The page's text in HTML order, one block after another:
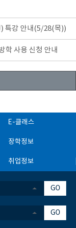
특강 안내(5/28(목))
학 사용 신청 안내
E-클래스
장학정보
취업정보
GO
GO